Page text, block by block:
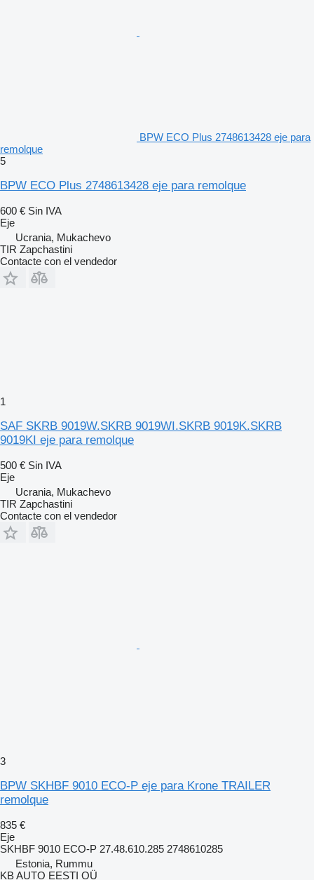
BPW ECO Plus 2748613428 eje para
remolque
5
BPW ECO Plus 2748613428 eje para remolque
600 € Sin IVA
Eje
Ucrania, Mukachevo
TIR Zapchastini
Contacte con el vendedor
1
SAF SKRB 9019W.SKRB 9019WI.SKRB 9019K.SKRB
9019KI eje para remolque
500 € Sin IVA
Eje
Ucrania, Mukachevo
TIR Zapchastini
Contacte con el vendedor
3
BPW SKHBF 9010 ECO-P eje para Krone TRAILER
remolque
835 €
Eje
SKHBF 9010 ECO-P 27.48.610.285 2748610285
Estonia, Rummu
KB AUTO EESTI OÜ